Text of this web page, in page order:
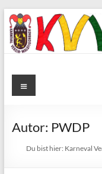
Zum
Inhalt
springen
Karneval
1954
Menü
Autor: PWDP
Du bist hier: Karneval